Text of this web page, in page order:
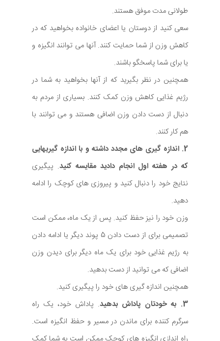
طولانی مدت موفق هستند.
سعی کنید از دوستان یا اعضای خانواده بخواهید که در
کاهش وزن از شما حمایت کنند. آنها می توانند انگیزه و
یا برای شما پاسخگو باشند.
همچنین در نظر بگیرید که از آنها بخواهید به شما در
رژیم غذایی کاهش وزن کمک کنند. بسیاری از مردم به
دنبال از دست دادن وزن اضافی هستند و می توانند با
هم کار کنند.
2. اندازه گیری های مجدد داشته و با اندازه گیریهایی
که در هفته اول انجام دادید مقایسه کنید. پیگیری
نتایج خود را دنبال کنید و پیروزی های کوچک را ادامه
دهید.
وزن خود را نیز حفظ کنید. پس از یک ماه، ممکن است
تصمیمی برای از دست دادن 5 پوند دیگر یا ادامه دادن
به رژیم غذایی خود برای یک ماه دیگر برای دیدن وزن
اضافی که می توانید از دست بدهید.
همچنین اندازه گیری های خود را پیگیری کنید.
3. به خودتان پاداش بدهید
. پاداش خود، یک راه
سرگرم کننده برای ماندن در مسیر و حفظ انگیزه است.
راه اندازی انگیزه های کوچک ممکن است به شما کمک